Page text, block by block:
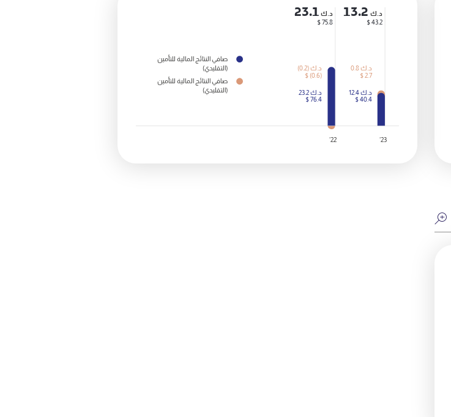
22’ 23’
12.4د.ك
40.4 $
23.2د.ك
76.4 $
0.8د.ك
2.7 $
(0.2)د.ك
(0.6) $
23.1 د.ك
75.8 $
13.2 د.ك
43.2 $
صافي النتائج المالية للتأمين
(التقليدي)
صافي النتائج المالية للتأمين
(التقليدي)